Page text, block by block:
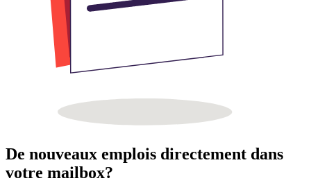
De nouveaux emplois directement dans
votre mailbox?